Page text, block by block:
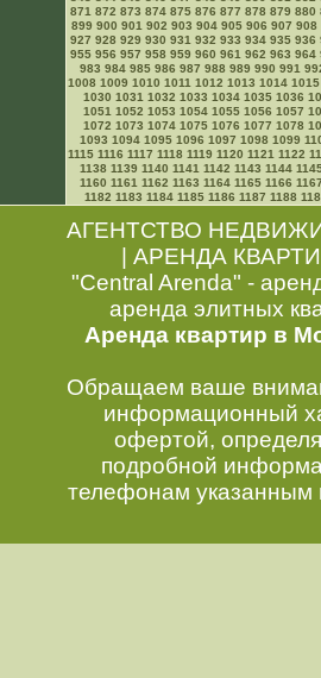
871 872 873 874 875 876 877 878 879 880
899 900 901 902 903 904 905 906 907 908
927 928 929 930 931 932 933 934 935 936
955 956 957 958 959 960 961 962 963 964
983 984 985 986 987 988 989 990 991
1008 1009 1010 1011 1012 1013 1014 1015
1030 1031 1032 1033 1034 1035 1036
1051 1052 1053 1054 1055 1056 1057
1072 1073 1074 1075 1076 1077 1078
1093 1094 1095 1096 1097 1098 1099
1115 1116 1117 1118 1119 1120 1121 1122
1138 1139 1140 1141 1142 1143 1144
1160 1161 1162 1163 1164 1165 1166
1182 1183 1184 1185 1186 1187 1188
АГЕНТСТВО
|АРЕНДА
"Central Arenda" -
аренда элитных
Аренда квартир в
Обращаем ваше
информационный
офертой,
подробной
телефонам указанным